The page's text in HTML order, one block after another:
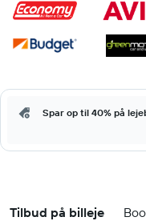
Spar op til 40% på
Tilbud på billeje